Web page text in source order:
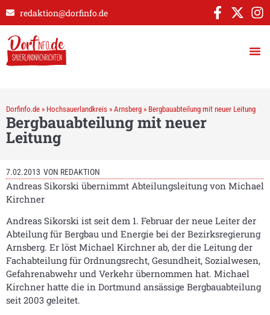
redaktion@dorfinfo.de
Dorfinfo.de » Hochsauerlandkreis » Arnsberg » Bergbauabteilung mit neuer Leitung
Bergbauabteilung mit neuer
Leitung
7.02.2013 VON REDAKTION
Andreas Sikorski übernimmt Abteilungsleitung von Michael
Kirchner
Andreas Sikorski ist seit dem 1. Februar der neue Leiter der
Abteilung für Bergbau und Energie bei der Bezirksregierung
Arnsberg. Er löst Michael Kirchner ab, der die Leitung der
Fachabteilung für Ordnungsrecht, Gesundheit, Sozialwesen,
Gefahrenabwehr und Verkehr übernommen hat. Michael
Kirchner hatte die in Dortmund ansässige Bergbauabteilung
seit 2003 geleitet.